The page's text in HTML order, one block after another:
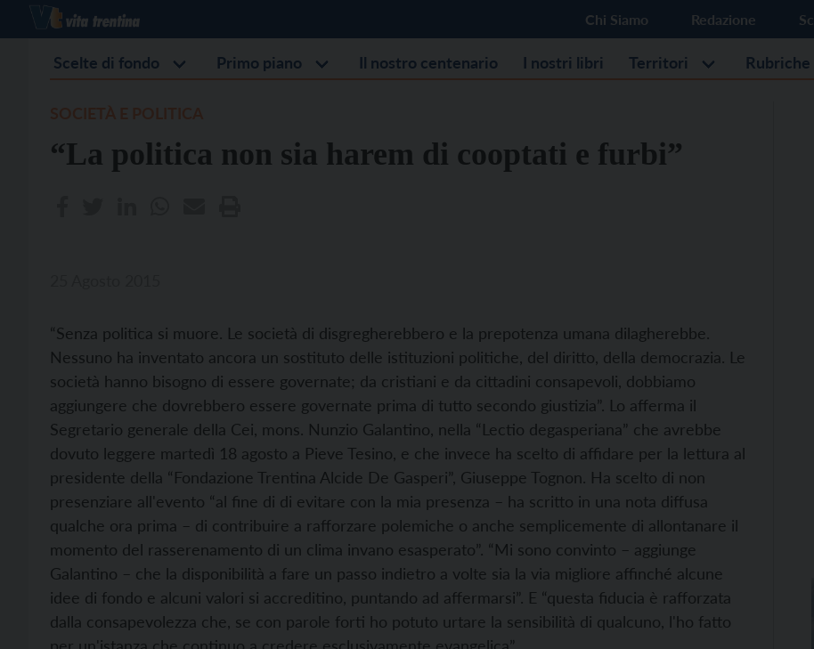
Chi Siamo Redazione
Scelte di fondo Primo piano Il nostro centenario I nostri libri Territori Rubriche
“La politica non sia harem di cooptati e furbi”
“Senza politica si muore. Le società di disgregherebbero e la prepotenza umana dilagherebbe.
Nessuno ha inventato ancora un sostituto delle istituzioni politiche, del diritto, della democrazia. Le
società hanno bisogno di essere governate; da cristiani e da cittadini consapevoli, dobbiamo
aggiungere che dovrebbero essere governate prima di tutto secondo giustizia”. Lo afferma il
Segretario generale della Cei, mons. Nunzio Galantino, nella “Lectio degasperiana” che avrebbe
dovuto leggere martedì 18 agosto a Pieve Tesino, e che invece ha scelto di affidare per la lettura al
presidente della “Fondazione Trentina Alcide De Gasperi”, Giuseppe Tognon. Ha scelto di non
presenziare all'evento “al fine di di evitare con la mia presenza – ha scritto in una nota diffusa
qualche ora prima – di contribuire a rafforzare polemiche o anche semplicemente di allontanare il
momento del rasserenamento di un clima invano esasperato”. “Mi sono convinto – aggiunge
Galantino – che la disponibilità a fare un passo indietro a volte sia la via migliore affinché alcune
idee di fondo e alcuni valori si accreditino, puntando ad affermarsi”. E “questa fiducia è rafforzata
dalla consapevolezza che, se con parole forti ho potuto urtare la sensibilità di qualcuno, l'ho fatto